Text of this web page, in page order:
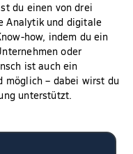
du einen von drei
Analytik und digitale
how, indem du ein
oder
ist auch ein
möglich – dabei wirst du
unterstützt.